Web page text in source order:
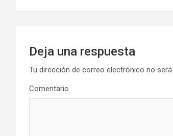
entradas
Deja una respuesta
Tu dirección de correo electrónico no será
Comentario